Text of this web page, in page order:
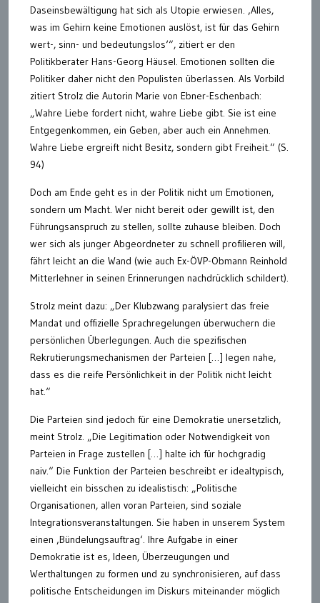
Daseinsbewältigung hat sich als Utopie erwiesen. ‚Alles,
was im Gehirn keine Emotionen auslöst, ist für das Gehirn
wert-, sinn- und bedeutungslos‘“, zitiert er den
Politikberater Hans-Georg Häusel. Emotionen sollten die
Politiker daher nicht den Populisten überlassen. Als Vorbild
zitiert Strolz die Autorin Marie von Ebner-Eschenbach:
„Wahre Liebe fordert nicht, wahre Liebe gibt. Sie ist eine
Entgegenkommen, ein Geben, aber auch ein Annehmen.
Wahre Liebe ergreift nicht Besitz, sondern gibt Freiheit.“ (S.
94)
Doch am Ende geht es in der Politik nicht um Emotionen,
sondern um Macht. Wer nicht bereit oder gewillt ist, den
Führungsanspruch zu stellen, sollte zuhause bleiben. Doch
wer sich als junger Abgeordneter zu schnell profilieren will,
fährt leicht an die Wand (wie auch Ex-ÖVP-Obmann Reinhold
Mitterlehner in seinen Erinnerungen nachdrücklich schildert).
Strolz meint dazu: „Der Klubzwang paralysiert das freie
Mandat und offizielle Sprachregelungen überwuchern die
persönlichen Überlegungen. Auch die spezifischen
Rekrutierungsmechanismen der Parteien […] legen nahe,
dass es die reife Persönlichkeit in der Politik nicht leicht
hat.“
Die Parteien sind jedoch für eine Demokratie unersetzlich,
meint Strolz. „Die Legitimation oder Notwendigkeit von
Parteien in Frage zustellen […] halte ich für hochgradig
naiv.“ Die Funktion der Parteien beschreibt er idealtypisch,
vielleicht ein bisschen zu idealistisch: „Politische
Organisationen, allen voran Parteien, sind soziale
Integrationsveranstaltungen. Sie haben in unserem System
einen ‚Bündelungsauftrag‘. Ihre Aufgabe in einer
Demokratie ist es, Ideen, Überzeugungen und
Werthaltungen zu formen und zu synchronisieren, auf dass
politische Entscheidungen im Diskurs miteinander möglich